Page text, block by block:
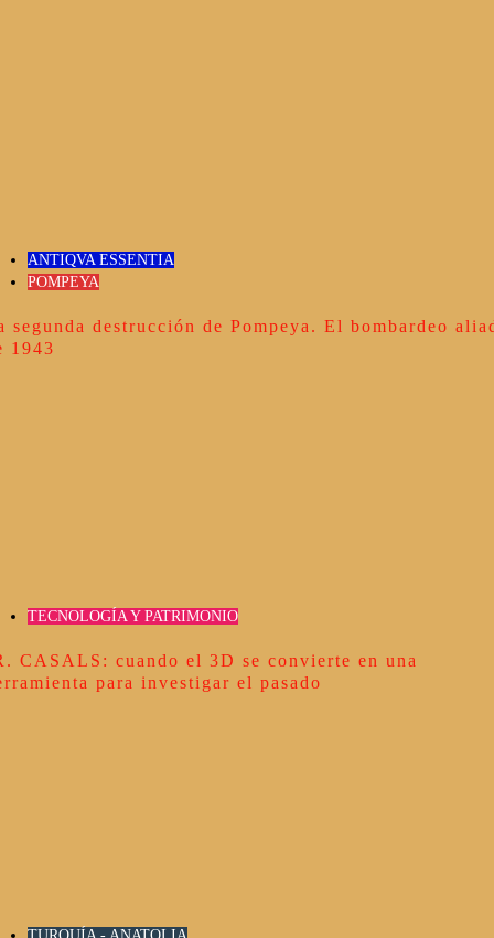
ANTIQVA ESSENTIA
POMPEYA
segunda destrucción de Pompeya. El bombardeo
1943
TECNOLOGÍA Y PATRIMONIO
CASALS: cuando el 3D se convierte en una
para investigar el pasado